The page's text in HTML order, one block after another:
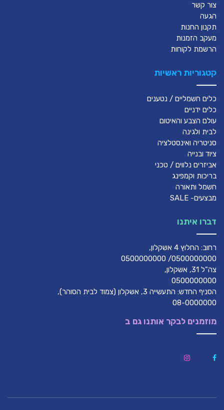
צור קשר
הגעה
תקנון החנות
מעקב הזמנות
הרשמת לקוחות
קטגוריות ראשיות
כלים חשמליים / נטענים
כלים ידניים
עולם הצבע והאיטום
לבית ולגינה
סניטריה ואינסטלציה
ציוד ובנייה
אביזרים נלווים / טכני
בריכות וקמפינג
חשמל ותאורה
מבצעים- SALE
דברו איתנו
רחוב: החלוץ 4 אשקלון,
0500000000/ 0500000000
צה"ל 31, אשקלון,
0500000000
הסניף החדש: התעשייה 3, אשקלון (צמוד לבית הסוהר),
08-0000000
מוזמנים לבקר אותנו גם ב